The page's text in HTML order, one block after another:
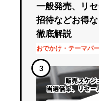
一般発売、リ
招待などお得
徹底解説
おでかけ・テーマパ